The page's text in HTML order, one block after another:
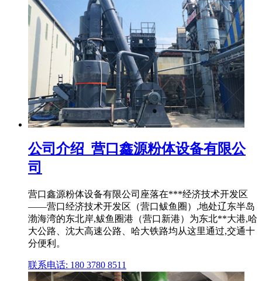
公司介绍_营口鑫源粉体设备有限公
司
营口鑫源粉体设备有限公司座落在***经济技术开发区
——营口经济技术开发区（营口鲅鱼圈）,地处辽东半岛
渤海湾的东北岸,鲅鱼圈港（营口新港）为东北**大港,哈
大公路、沈大高速公路、哈大铁路均从这里通过,交通十
分便利。
联系电话: 180 3780 8511